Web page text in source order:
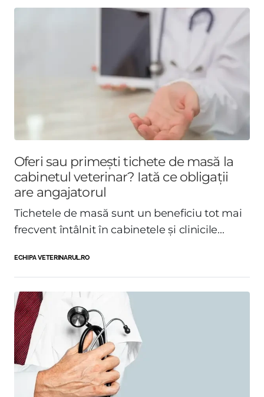
Oferi sau primești tichete de masă la
cabinetul veterinar? Iată ce obligații
are angajatorul
Tichetele de masă sunt un beneficiu tot mai
frecvent întâlnit în cabinetele și clinicile...
ECHIPA VETERINARUL.RO